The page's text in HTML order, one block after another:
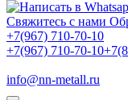
Свяжитесь с нами
+7(967) 710-70-10
+7(967) 710-70-10
info@nn-metall.ru